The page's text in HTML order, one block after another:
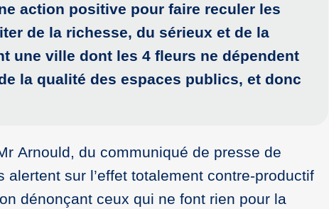
action positive pour faire reculer les
de la richesse, du sérieux et de la
une ville dont les 4 fleurs ne dépendent
la qualité des espaces publics, et donc
Arnould, du communiqué de presse de
sur l’effet totalement contre-productif
dénonçant ceux qui ne font rien pour la